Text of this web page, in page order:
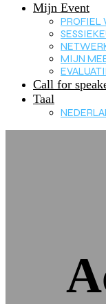
Mijn Event
MIJN
Call for
Taal